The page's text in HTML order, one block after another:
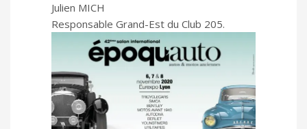
Julien MICH
Responsable Grand-Est du Club 205.